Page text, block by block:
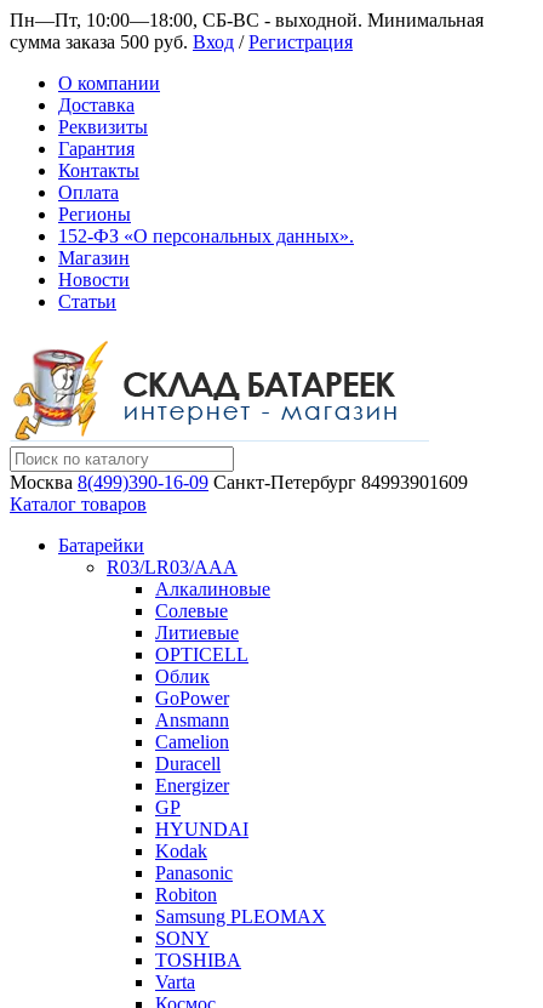
Пн—Пт, 10:00—18:00, СБ-ВС - выходной. Минимальная
сумма заказа 500 руб. Вход /Регистрация
О компании
Доставка
Реквизиты
Гарантия
Контакты
Оплата
Регионы
152-ФЗ «О персональных данных».
Магазин
Новости
Статьи
Москва 8(499)390-16-09 Санкт-Петербург 84993901609
Каталог товаров
Батарейки
R03/LR03/AAA
Алкалиновые
Солевые
Литиевые
OPTICELL
Облик
GoPower
Ansmann
Camelion
Duracell
Energizer
GP
HYUNDAI
Kodak
Panasonic
Robiton
Samsung PLEOMAX
SONY
TOSHIBA
Varta
Космос